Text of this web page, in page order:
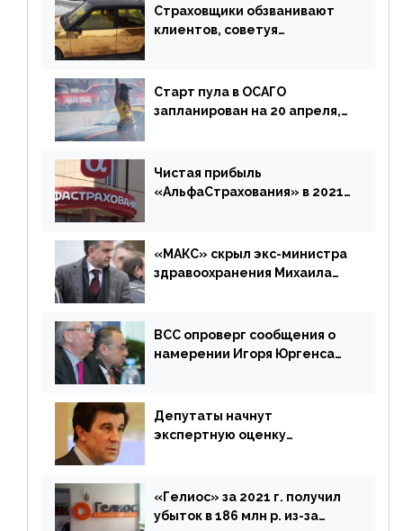
Страховщики обзванивают
клиентов, советуя
Старт пула в ОСАГО
запланирован на 20 апреля,
дублировать [дополнено]
Чистая прибыль
«АльфаСтрахования» в 2021
«МАКС» скрыл экс-министра
здравоохранения Михаила
ВСС опроверг сообщения о
намерении Игоря Юргенса
Депутаты начнут
экспертную оценку
«Гелиос» за 2021 г. получил
убыток в 186 млн р. из-за